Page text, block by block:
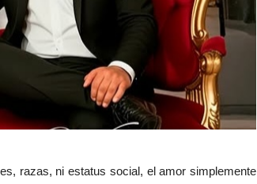
razas, ni estatus social, el amor simplemente